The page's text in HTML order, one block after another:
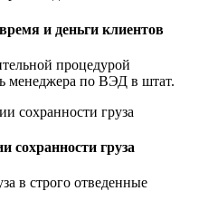
и деньги клиентов
процедурой
менеджера по ВЭД в штат.
сохранности груза
в строго отведенные